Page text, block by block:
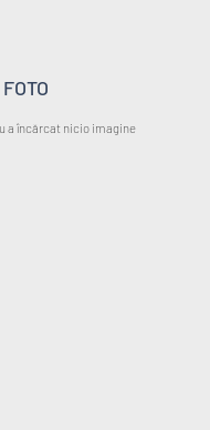
a încărcat nicio imagine